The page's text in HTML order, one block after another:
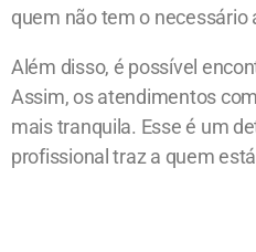
quem não tem o necessário
Além disso, é possível
Assim, os atendimentos
mais tranquila. Esse é um
profissional traz a quem